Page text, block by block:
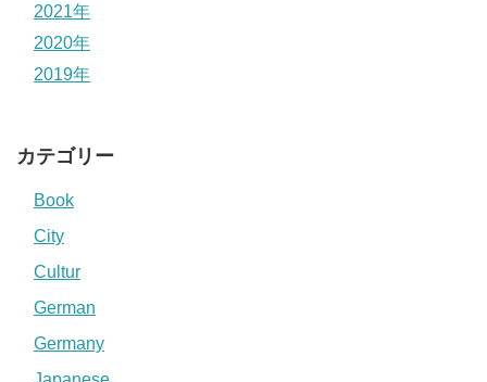
2021年
2020年
2019年
カテゴリー
Book
City
Cultur
German
Germany